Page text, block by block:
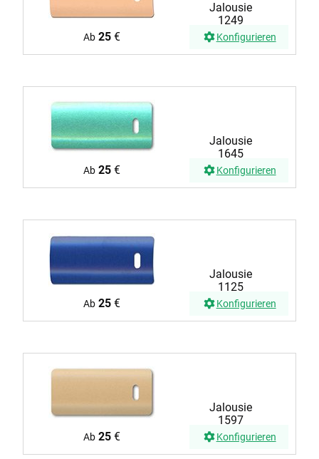
Jalousie
1249
Ab 25€ Konfigurieren
Jalousie
1645
Ab 25€ Konfigurieren
Jalousie
1125
Ab 25€ Konfigurieren
Jalousie
1597
Ab 25€ Konfigurieren